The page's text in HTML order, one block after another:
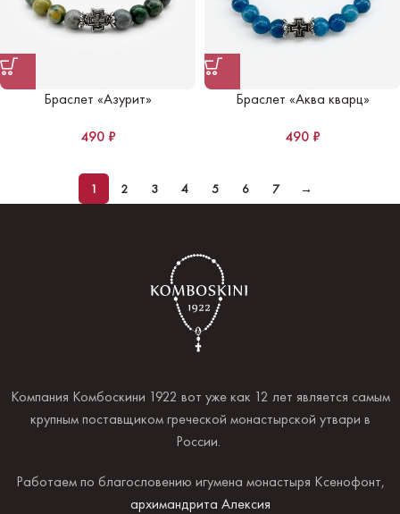
Браслет «Азурит»
490 ₽
Браслет «Аква кварц»
490 ₽
1 2 3 4 5 6 7 →
Компания Комбоскини 1922 вот уже как 12 лет является самым
крупным поставщиком греческой монастырской утвари в
России.
Работаем по благословению игумена монастыря Ксенофонт,
архимандрита Алексия